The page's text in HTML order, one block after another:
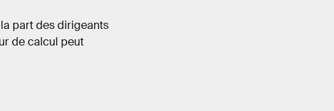
part des dirigeants
de calcul peut